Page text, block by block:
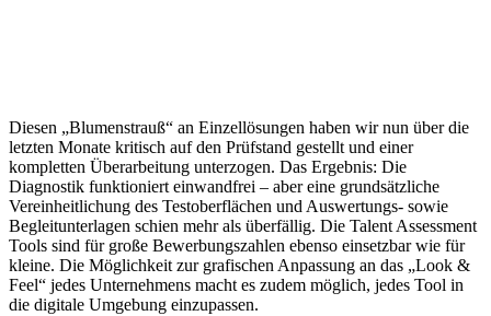
Diesen „Blumenstrauß“ an Einzellösungen haben wir nun über die
letzten Monate kritisch auf den Prüfstand gestellt und einer
kompletten Überarbeitung unterzogen. Das Ergebnis: Die
Diagnostik funktioniert einwandfrei – aber eine grundsätzliche
Vereinheitlichung des Testoberflächen und Auswertungs- sowie
Begleitunterlagen schien mehr als überfällig. Die Talent Assessment
Tools sind für große Bewerbungszahlen ebenso einsetzbar wie für
kleine. Die Möglichkeit zur grafischen Anpassung an das „Look &
Feel“ jedes Unternehmens macht es zudem möglich, jedes Tool in
die digitale Umgebung einzupassen.